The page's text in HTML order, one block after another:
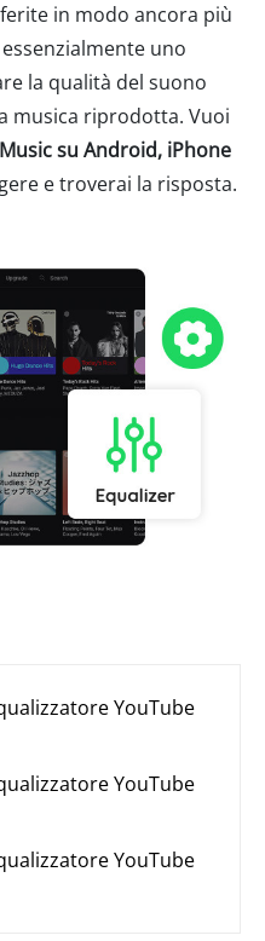
in modo ancora più
uno
la qualità del suono
musica riprodotta. Vuoi
su Android, iPhone
e troverai la risposta.
YouTube
YouTube
YouTube